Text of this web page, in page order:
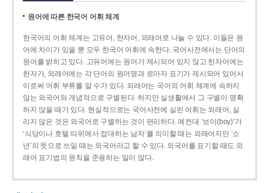
원어에 따른 한국어 어휘 체계
한국어의 어휘 체계는 고유어, 한자어, 외래어로 나눌 수 있다. 이들은 원
어에 차이가 있을 뿐 모두 한국어 어휘에 속한다. 국어사전에서는 단어의
원어를 밝히고 있다. 고유어에는 원어가 제시되어 있지 않고 한자어에는
한자가, 외래어에는 각 단어의 원어명과 로마자 표기가 제시되어 있어서
이로써 어휘 부류를 알 수가 있다. 외래어는 국어의 어휘 체계에 속하지
않는 외국어와 개념적으로 구별된다. 하지만 실생활에서 그 구별이 명확
하지 않을 때가 있다. 현실적으로는 국어사전에 실린 어휘는 외래어, 실
리지 않은 것은 외국어로 구별하는 것이 편리하다. 예컨대 ‘보이(boy)’가
‘식당이나 호텔 따위에서 접대하는 남자’를 의미할 때는 외래어지만 ‘소
년’의 뜻으로 쓰일 때는 외국어라고 할 수 있다. 외국어를 표기할 때도 외
래어 표기법의 원칙을 준용하는 일이 많다.